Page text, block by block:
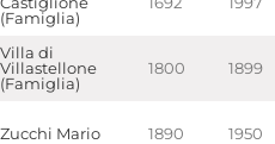
(Famiglia)
Villa di
Villastellone
(Famiglia)
1800 1899
Zucchi Mario 1890 1950